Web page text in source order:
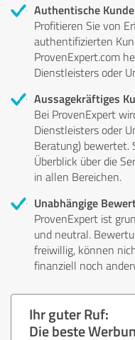
Authentische
Profitieren Sie von
authentifizierten
ProvenExpert.com
Dienstleisters oder
Aussagekräftiges
Bei ProvenExpert
Dienstleisters oder
Beratung) bewertet.
Überblick über die
in allen Bereichen.
Unabhängige
ProvenExpert ist
und neutral.
freiwillig, können
finanziell noch
Ihr guter Ruf:
Die beste